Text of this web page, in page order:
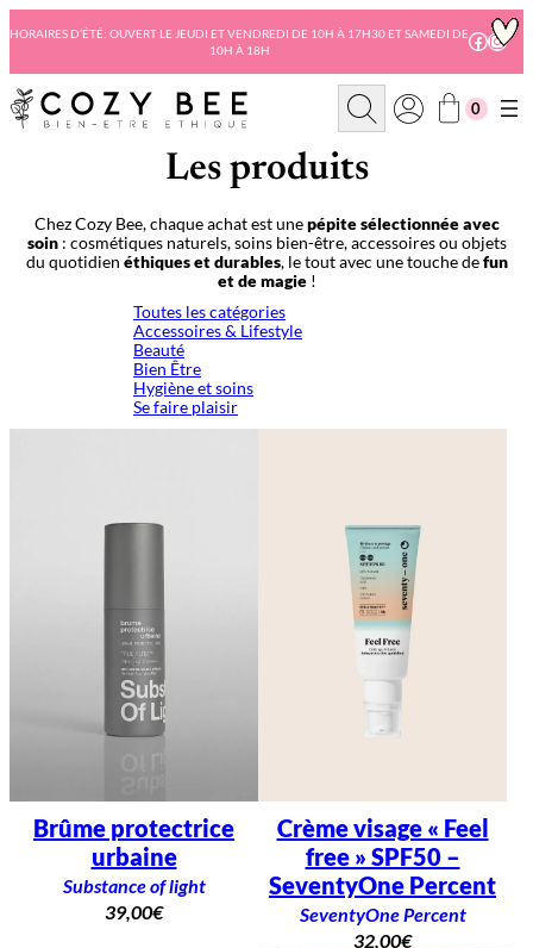
au
HORAIRES D’ÉTÉ: OUVERT LE JEUDI ET VENDREDI DE 10H À 17H30 ET SAMEDI DE
10H À 18H
R
c
h
e
h
e
0
Les produits
Chez Cozy Bee, chaque achat est unepépite sélectionnée avec
soin: cosmétiques naturels, soins bien-être, accessoires ou objets
du quotidien éthiques et durables, le tout avec une touche defun
et de magie!
Toutes les catégories
Accessoires & Lifestyle
Beauté
Bien Être
Hygiène et soins
Se faire plaisir
Brûme protectrice
urbaine
Substance of light
39,00€
Crème visage « Feel
free » SPF50 –
SeventyOne Percent
SeventyOne Percent
32,00€